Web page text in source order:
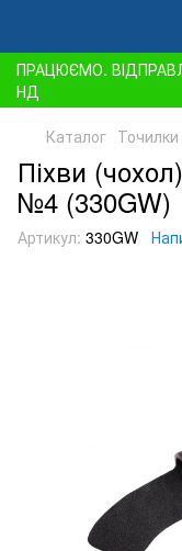
ПРАЦЮЄМО.
НД
Каталог
Піхви
№4 (330GW)
Артикул: 330GW